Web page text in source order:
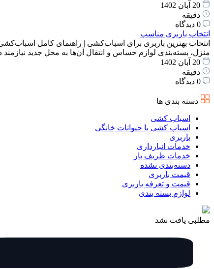
20 آبان 1402
دقیقه
0 دیدگاه
انتخاب باربری مناسب
انتخاب بهترین باربری برای اسباب‌کشی | راهنمای کامل
منزل، بسته‌بندی لوازم حساس و انتقال آن‌ها به محل جدید
20 آبان 1402
دقیقه
0 دیدگاه
دسته بندی ها
اسباب کشی
اسباب کشی با حیوانات خانگی
باربری
خدمات انبارداری
خدمات ظریف بار
دسته‌بندی نشده
قیمت باربری
قیمت و تعرفه باربری
لوازم بسته بندی
مطلبی یافت نشد